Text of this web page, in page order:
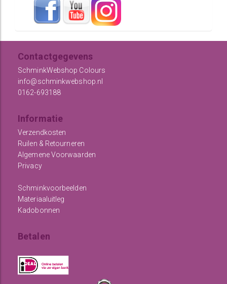
Contactgegevens
SchminkWebshop Colours
info@schminkwebshop.nl
0162-693188
Informatie
Verzendkosten
Ruilen & Retourneren
Algemene Voorwaarden
Privacy
Schminkvoorbeelden
Materiaaluitleg
Kadobonnen
Betalen